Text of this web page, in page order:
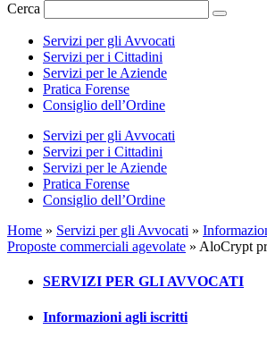
Cerca
Servizi per gli Avvocati
Servizi per i Cittadini
Servizi per le Aziende
Pratica Forense
Consiglio dell’Ordine
Servizi per gli Avvocati
Servizi per i Cittadini
Servizi per le Aziende
Pratica Forense
Consiglio dell’Ordine
Home » Servizi per gli Avvocati »
Proposte commerciali agevolate » AloCrypt
SERVIZI PER GLI AVVOCATI
Informazioni agli iscritti